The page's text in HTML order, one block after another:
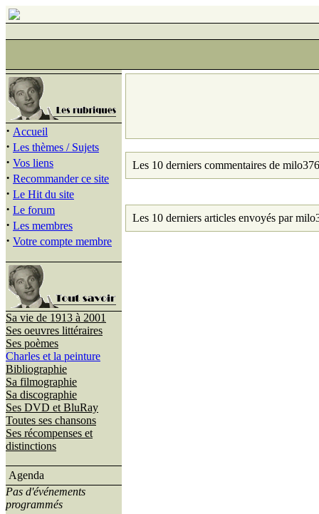
· Accueil
· Les thèmes / Sujets
· Vos liens
· Recommander ce site
· Le Hit du site
· Le forum
· Les membres
· Votre compte membre
Sa vie de 1913 à 2001
Ses oeuvres littéraires
Ses poèmes
Charles et la peinture
Bibliographie
Sa filmographie
Sa discographie
Ses DVD et BluRay
Toutes ses chansons
Ses récompenses et
distinctions
Agenda
Pas d'événements
programmés
Les 10 derniers commentaires de
Les 10 derniers articles envoyés par